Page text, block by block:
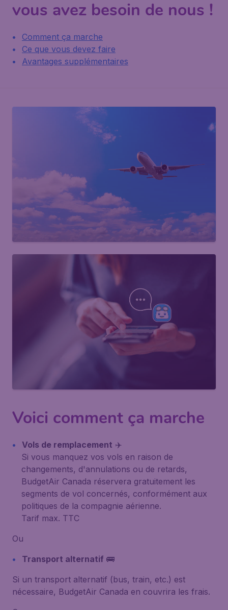
vous avez besoin de nous !
Comment ça marche
Ce que vous devez faire
Avantages supplémentaires
Voici comment ça marche
Vols de remplacement ✈️
Si vous manquez vos vols en raison de
changements, d'annulations ou de retards,
BudgetAir Canada réservera gratuitement les
segments de vol concernés, conformément aux
politiques de la compagnie aérienne.
Tarif max. TTC
Ou
Transport alternatif 🚌
Si un transport alternatif (bus, train, etc.) est
nécessaire, BudgetAir Canada en couvrira les frais.